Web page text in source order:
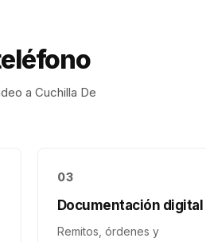
a Cuchilla De
03
Documentación digital
Remitos, órdenes y